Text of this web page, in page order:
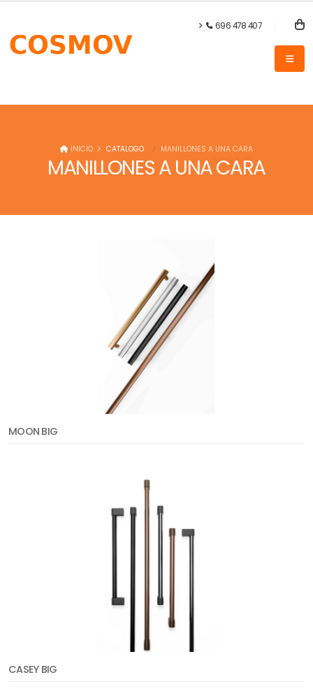
696 478 407
MANILLONES A UNA CARA
INICIO CATALOGO MANILLONES A UNA CARA
MOON BIG
CASEY BIG